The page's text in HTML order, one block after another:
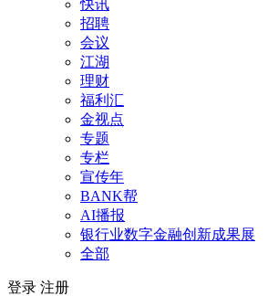
快讯
招聘
会议
江湖
理财
福利汇
金视点
专题
专栏
宣传年
BANK帮
AI播报
银行业数字金融创新成果展
全部
登录 注册